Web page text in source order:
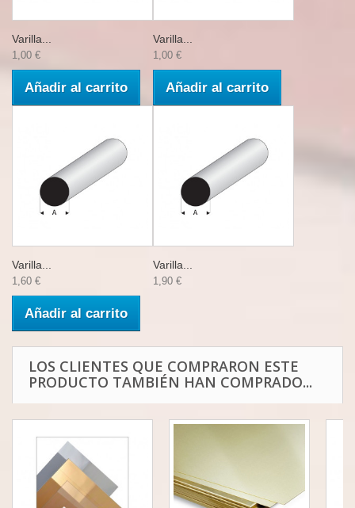
Varilla...
1,00 €
Añadir al carrito
Varilla...
1,00 €
Añadir al carrito
Varilla...
1,60 €
Añadir al carrito
Varilla...
1,90 €
LOS CLIENTES QUE COMPRARON ESTE
PRODUCTO TAMBIÉN HAN COMPRADO...